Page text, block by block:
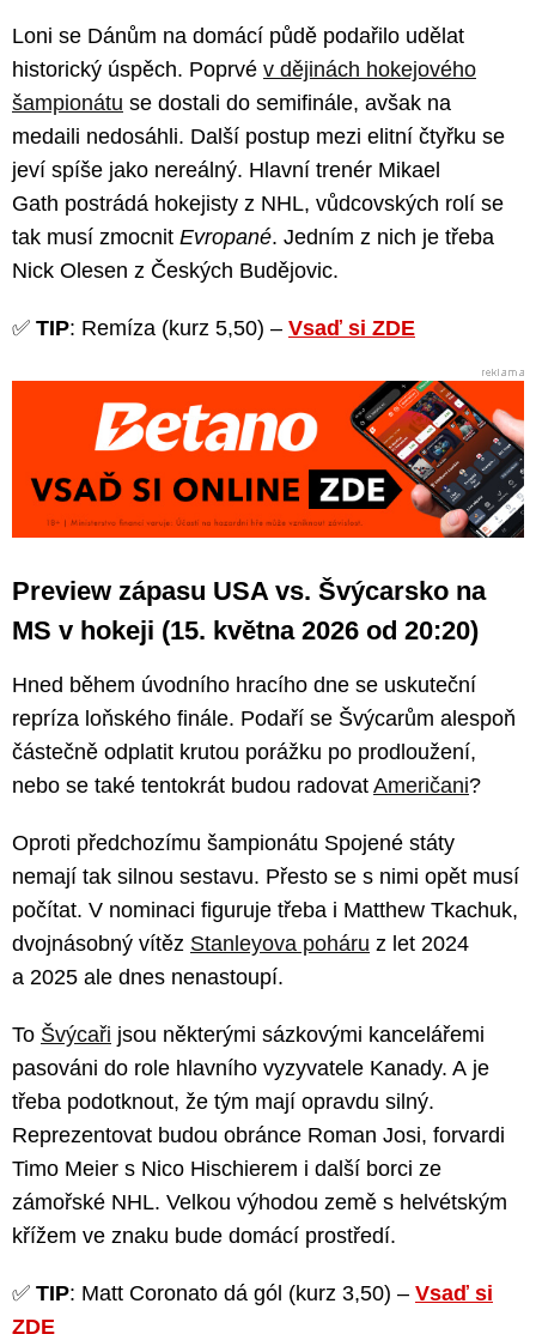
Loni se Dánům na domácí půdě podařilo udělat
historický úspěch. Poprvé v dějinách hokejového
šampionátu se dostali do semifinále, avšak na
medaili nedosáhli. Další postup mezi elitní čtyřku se
jeví spíše jako nereálný. Hlavní trenér Mikael
Gath postrádá hokejisty z NHL, vůdcovských rolí se
tak musí zmocnit Evropané. Jedním z nich je třeba
Nick Olesen z Českých Budějovic.
✅ TIP: Remíza (kurz 5,50) – Vsaď si ZDE
Preview zápasu USA vs. Švýcarsko na
MS v hokeji (15. května 2026 od 20:20)
Hned během úvodního hracího dne se uskuteční
repríza loňského finále. Podaří se Švýcarům alespoň
částečně odplatit krutou porážku po prodloužení,
nebo se také tentokrát budou radovat Američani?
Oproti předchozímu šampionátu Spojené státy
nemají tak silnou sestavu. Přesto se s nimi opět musí
počítat. V nominaci figuruje třeba i Matthew Tkachuk,
dvojnásobný vítěz Stanleyova poháru z let 2024
a 2025 ale dnes nenastoupí.
To Švýcaři jsou některými sázkovými kancelářemi
pasováni do role hlavního vyzyvatele Kanady. A je
třeba podotknout, že tým mají opravdu silný.
Reprezentovat budou obránce Roman Josi, forvardi
Timo Meier s Nico Hischierem i další borci ze
zámořské NHL. Velkou výhodou země s helvétským
křížem ve znaku bude domácí prostředí.
✅ TIP: Matt Coronato dá gól (kurz 3,50) – Vsaď si
ZDE